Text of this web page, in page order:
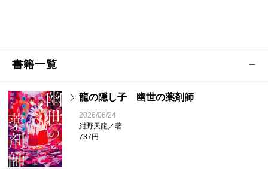
書籍一覧
龍の隠し子 幽世の薬剤師
2026/06/24
紺野天龍／著
737円